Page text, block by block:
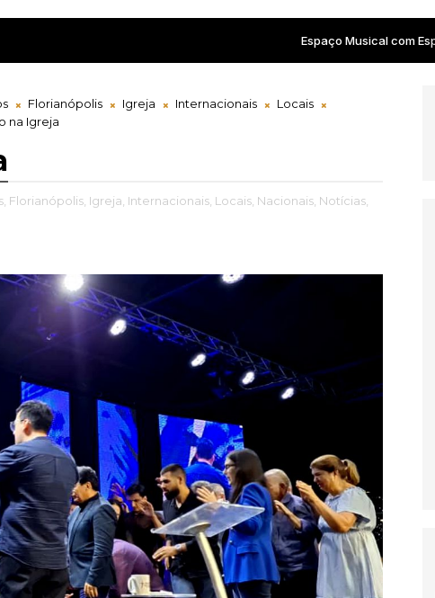
Florianópolis Igreja Internacionais
Locais
na Igreja
Florianópolis, Igreja, Internacionais, Locais, Nacionais, Notícias,